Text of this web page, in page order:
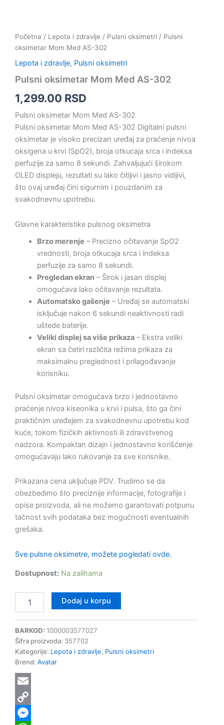
Početna / Lepota i zdravlje / Pulsni oksimetri / Pulsni
oksimetar Mom Med AS-302
Lepota i zdravlje, Pulsni oksimetri
Pulsni oksimetar Mom Med AS-302
1,299.00 RSD
Pulsni oksimetar Mom Med AS-302
Pulsni oksimetar Mom Med AS-302 Digitalni pulsni
oksimetar je visoko precizan uređaj za praćenje nivoa
oksigena u krvi (SpO2), broja otkucaja srca i indeksa
perfuzije za samo 8 sekundi. Zahvaljujući širokom
OLED displeju, rezultati su lako čitljivi i jasno vidljivi,
što ovaj uređaj čini sigurnim i pouzdanim za
svakodnevnu upotrebu.
Glavne karakteristike pulsnog oksimetra
Brzo merenje – Precizno očitavanje SpO2
vrednosti, broja otkucaja srca i indeksa
perfuzije za samo 8 sekundi.
Pregledan ekran– Širok i jasan displej
omogućava lako očitavanje rezultata.
Automatsko gašenje – Uređaj se automatski
isključuje nakon 6 sekundi neaktivnosti radi
uštede baterije.
Veliki displej sa više prikaza– Ekstra veliki
ekran sa četiri različita režima prikaza za
maksimalnu preglednost i prilagođavanje
korisniku.
Pulsni oksimetar omogućava brzo i jednostavno
praćenje nivoa kiseonika u krvi i pulsa, što ga čini
praktičnim uređajem za svakodnevnu upotrebu kod
kuće, tokom fizičkih aktivnosti ili zdravstvenog
nadzora. Kompaktan dizajn i jednostavno korišćenje
omogućavaju lako rukovanje za sve korisnike.
Prikazana cena uključuje PDV. Trudimo se da
obezbedimo što preciznije informacije, fotografije i
opise proizvoda, ali ne možemo garantovati potpunu
tačnost svih podataka bez mogućnosti eventualnih
grešaka.
Sve pulsne oksimetre, možete pogledati ovde.
Dostupnost: Na zalihama
Dodaj u korpu
BARKOD: 1000003577027
Šifra proizvoda: 357702
Kategorije: Lepota i zdravlje, Pulsni oksimetri
Brend: Avatar
Email
Copy